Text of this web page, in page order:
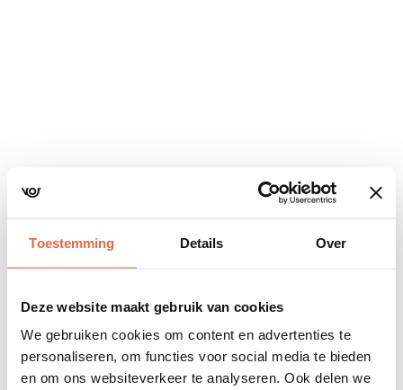
Toestemming Details Over
Deze website maakt gebruik van cookies
We gebruiken cookies om content en advertenties te
personaliseren, om functies voor social media te bieden
en om ons websiteverkeer te analyseren. Ook delen we